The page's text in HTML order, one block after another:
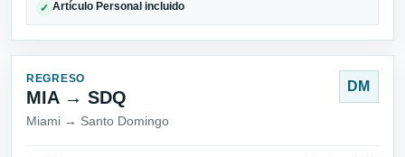
✓ Artículo Personal incluido
REGRESO
MIA → SDQ
Miami → Santo Domingo
DM